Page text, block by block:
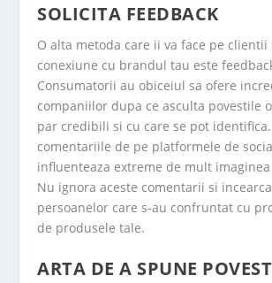
SOLICITA FEEDBACK
O alta metoda care ii va face pe clientii
conexiune cu brandul tau este
Consumatorii au obiceiul sa ofere
companiilor dupa ce asculta povestile
par credibili si cu care se pot identifica.
comentariile de pe platformele de
influenteaza extreme de mult
Nu ignora aceste comentarii si
persoanelor care s-au confruntat cu
de produsele tale.
ARTA DE A SPUNE